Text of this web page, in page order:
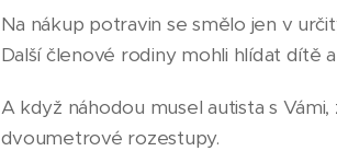
Na nákup potravin se smělo jen v
Další členové rodiny mohli hlídat dítě
A když náhodou musel autista s
dvoumetrové rozestupy.